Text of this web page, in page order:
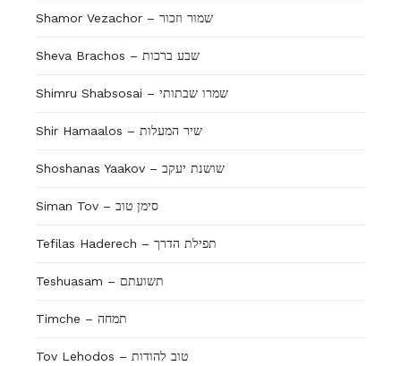
Shamor Vezachor – שמור וזכור
Sheva Brachos – שבע ברכות
Shimru Shabsosai – שמרו שבתותי
Shir Hamaalos – שיר המעלות
Shoshanas Yaakov – שושנת יעקב
Siman Tov – סימן טוב
Tefilas Haderech – תפילת הדרך
Teshuasam – תשועתם
Timche – תמחה
Tov Lehodos – טוב להודות